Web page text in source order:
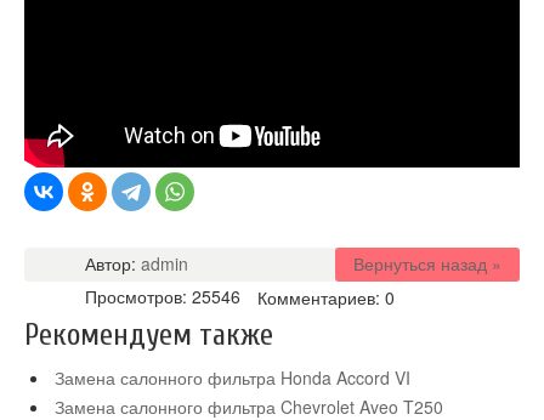
Вернуться назад »
Автор: admin
Просмотров: 25546
Комментариев: 0
Рекомендуем также
Замена салонного фильтра Honda Accord VI
Замена салонного фильтра Chevrolet Aveo T250